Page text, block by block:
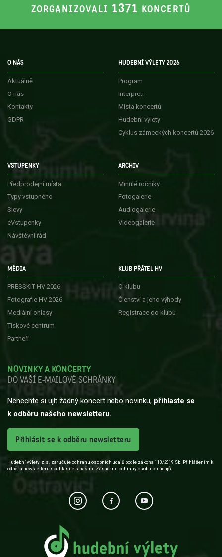
ZORGANIZOVALI 1371 KONCERTŮ
O NÁS
Aktuálně
O nás
Kontakty
GDPR
HUDEBNÍ VÝLETY 2026
Program
Interpreti
Místa koncertů
Hudební výlety
Cyklus zámeckých koncertů 2026
VSTUPENKY
Předprodejní místa
Typy vstupného
Slevy
eVstupenky
Návštěvní řád
ARCHIV
Minulé ročníky
Fotogalerie
Audiogalerie
Videogalerie
MÉDIA
PRESSKIT HV 2026
Fotografie HV 2026
Mediální ohlasy
Tiskové centrum
Partneři
KLUB PŘÁTEL HV
O klubu
Členství a jeho výhody
Registrace do klubu
NOVINKY A KONCERTY
DO VAŠÍ E-MAILOVÉ SCHRÁNKY
Nenechte si ujít žádný koncert nebo novinku, přihlaste se
k odběru našeho newsletteru.
Přihlásit se k odběru newsletteru
Hudební výlety, z.s. zaručuje ochranu osobních údajů podle zákona 110/2019 Sb. Přihlášením k
odběru newsletteru souhlasíte s našimi Zásadami ochrany osobních údajů.